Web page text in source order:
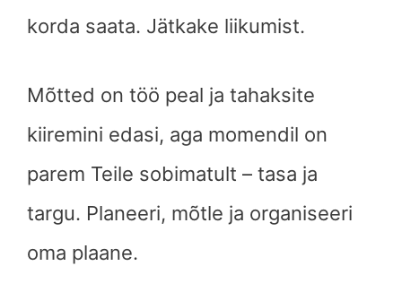
korda saata. Jätkake liikumist.
Mõtted on töö peal ja tahaksite
kiiremini edasi, aga momendil on
parem Teile sobimatult – tasa ja
targu. Planeeri, mõtle ja organiseeri
oma plaane.